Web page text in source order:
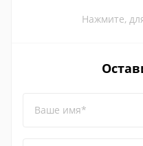
Нажмите,
Ваше имя*